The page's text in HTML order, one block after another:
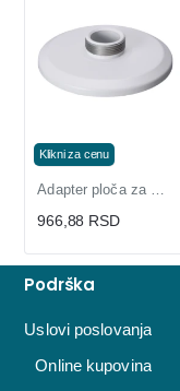
Klikni za cenu
Adapter ploča za montažu kamere PFA101
966,88 RSD
Podrška
Uslovi poslovanja
Online kupovina